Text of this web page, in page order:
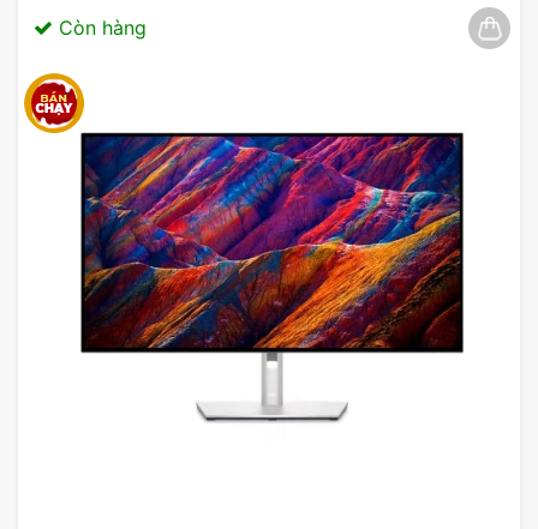
Tecnologia GameFast Input: Giảm thiểu độ
trễ input giữa bàn phím/mouse và màn hình,
giúp người chơi có phản ứng nhanh nhạy
hơn.
Extreme Low Motion Blur (ELMB): Công
nghệ giúp giảm motion blur, mang lại hình
ảnh mượt mà hơn trong các tình huống
chuyển động nhanh.
Còn hàng